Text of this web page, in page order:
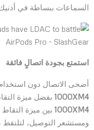
السماعات ببساطة في
استمتع بجودة اتصالٍ فائقة
أضحى الاتصال دون
1000XM4 بفضل ميزة
1000XM4 بين ميزة
ومستشعر التوصيل، لتلتقط